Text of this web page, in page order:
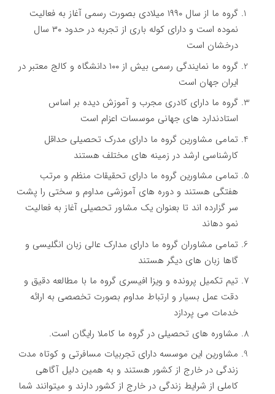
گروه ما از سال ۱۹۹۰ میلادی بصورت رسمی آغاز به فعالیت
نموده است و دارای کوله باری از تجربه در حدود ۳۰ سال
درخشان است
گروه ما نمایندگی رسمی بیش از ۱۰۰ دانشگاه و کالج معتبر در
ایران جهان است
گروه ما دارای کادری مجرب و آموزش دیده بر اساس
استادندارد های جهانی موسسات اعزام است
تمامی مشاورین گروه ما دارای مدرک تحصیلی حداقل
کارشناسی ارشد در زمینه های مختلف هستند
تمامی مشاورین گروه ما دارای تحقیقات منظم و مرتب
هفتگی هستند و دوره های آموزشی مداوم و سختی را پشت
سر گزارده اند تا بعنوان یک مشاور تحصیلی آغاز به فعالیت
نمو دهاند
تمامی مشاوران گروه ما دارای مدارک عالی زبان انگلیسی و
گاها زبان های دیگر هستند
تیم تکمیل پرونده و ویزا افیسری گروه ما با مطالعه دقیق و
دقت عمل بسیار و ارتباط مداوم بصورت تخصصی به ارائه
خدمات می پردازد
مشاوره های تحصیلی در گروه ما کاملا رایگان است.
مشاورین این موسسه دارای تجربیات مسافرتی و کوتاه مدت
زندگی در خارج از کشور هستند و به همین دلیل آگاهی
کاملی از شرایط زندگی در خارج از کشور دارند و میتوانند شما